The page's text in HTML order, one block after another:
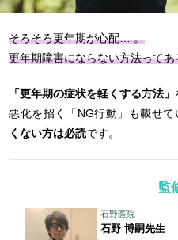
そろそろ更年期が心配… 。
更年期障害にならない方法って
「更年期の症状を軽くする方法」
悪化を招く「NG行動」も載せて
くない方は必読です。
監
石野医院
石野 博嗣先生